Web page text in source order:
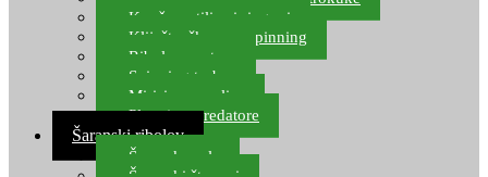
Kopče, vrtilice i ringovi
Kliješta, škare za spinning
Ribolov pastrve
Spinning torbe
Mirisi za varalice
Plovci za predatore
Šaranski ribolov
Šaranske role